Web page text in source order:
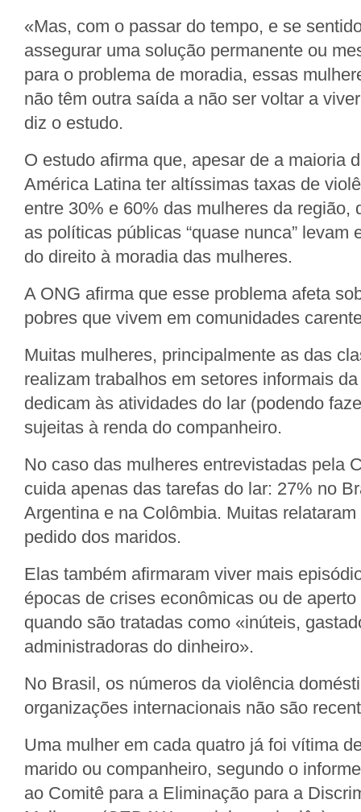
«Mas, com o passar do tempo, e se
assegurar uma solução permanente ou
para o problema de moradia, essas
não têm outra saída a não ser voltar a
diz o estudo.
O estudo afirma que, apesar de a maioria
América Latina ter altíssimas taxas de
entre 30% e 60% das mulheres da região,
as políticas públicas “quase nunca” levam
do direito à moradia das mulheres.
A ONG afirma que esse problema afeta
pobres que vivem em comunidades
Muitas mulheres, principalmente as das
realizam trabalhos em setores informais
dedicam às atividades do lar (podendo
sujeitas à renda do companheiro.
No caso das mulheres entrevistadas pela
cuida apenas das tarefas do lar: 27% no
Argentina e na Colômbia. Muitas
pedido dos maridos.
Elas também afirmaram viver mais
épocas de crises econômicas ou de
quando são tratadas como «inúteis,
administradoras do dinheiro».
No Brasil, os números da violência
organizações internacionais não são
Uma mulher em cada quatro já foi vítima
marido ou companheiro, segundo o
ao Comitê para a Eliminação para a